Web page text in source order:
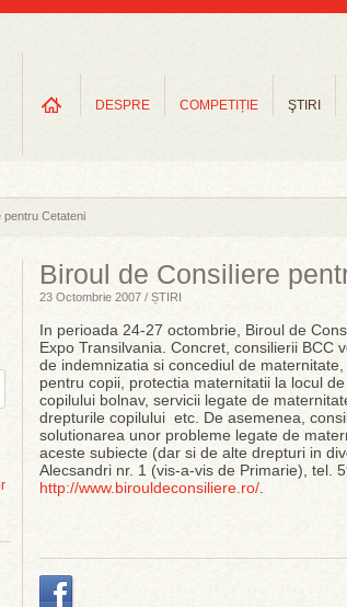
DESPRE COMPETIȚIE ŞTIRI
pentru Cetateni
Biroul de Consiliere
23 Octombrie 2007 / ȘTIRI
In perioada 24-27 octombrie, Biroul de
Expo Transilvania. Concret, consilierii BCC
de indemnizatia si concediul de
pentru copii, protectia maternitatii la locul
copilului bolnav, servicii legate de
drepturile copilului etc. De asemenea,
solutionarea unor probleme legate de
aceste subiecte (dar si de alte drepturi in
Alecsandri nr. 1 (vis-a-vis de Primarie), tel.
http://www.birouldeconsiliere.ro/